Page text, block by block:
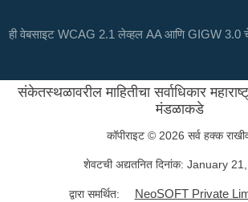
ही वेबसाइट WCAG 2.1 लेव्हल AA आणि GIGW 3.0
संकेतस्थळावरील माहितीचा सर्वाधिकार
मंडळाकडे
कॉपीराइट © 2026 सर्व हक्क
शेवटची अद्यतनित दिनांक: January
द्वारा समर्थित: NeoSOFT Private